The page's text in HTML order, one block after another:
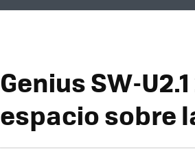
Genius SW-
espacio sobre